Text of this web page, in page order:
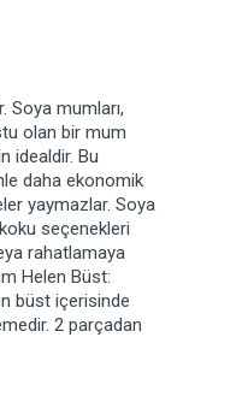
Soya mumları,
olan bir mum
idealdir. Bu
daha ekonomik
yaymazlar. Soya
seçenekleri
rahatlamaya
Helen Büst:
büst içerisinde
2 parçadan